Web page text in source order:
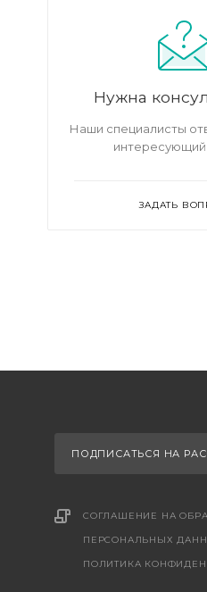
Нужна
Наши специалисты
ЗАДАТЬ
ПОДПИСАТЬСЯ НА
СОГЛАШЕНИЕ НА
ПЕРСОНАЛЬНЫХ
ПОЛИТИКА